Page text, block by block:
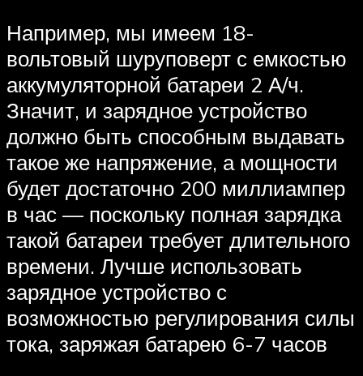
Например, мы имеем 18-
вольтовый шуруповерт с емкостью
аккумуляторной батареи 2 А/ч.
Значит, и зарядное устройство
должно быть способным выдавать
такое же напряжение, а мощности
будет достаточно 200 миллиампер
в час — поскольку полная зарядка
такой батареи требует длительного
времени. Лучше использовать
зарядное устройство с
возможностью регулирования силы
тока, заряжая батарею 6-7 часов